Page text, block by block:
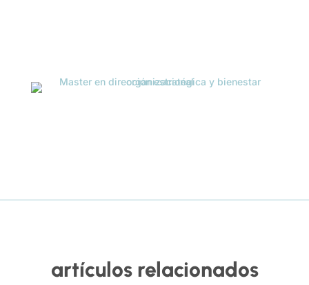
artículos relacionados